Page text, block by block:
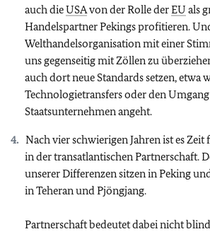
auch dieUSAvon der Rolle derEU als
Handelspartner Pekings profitieren.
Welthandelsorganisation mit einer
uns gegenseitig mit Zöllen zu
auch dort neue Standards setzen, etwa
Technologietransfers oder den
Staatsunternehmen angeht.
Nach vier schwierigen Jahren ist es
in der transatlantischen Partnerschaft.
unserer Differenzen sitzen in Peking
in Teheran und Pjöngjang.
Partnerschaft bedeutet dabei nicht